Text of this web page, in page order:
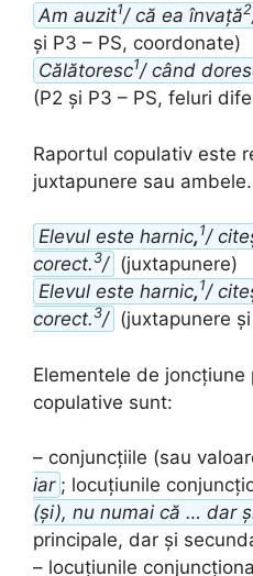
Am auzit1/ că ea învață2
și P3 – PS, coordonate)
Călătoresc1/ când
(P2 și P3 – PS, feluri
Raportul copulativ este
juxtapunere sau ambele.
Elevul este harnic,1/
corect.3/ (juxtapunere)
Elevul este harnic,1/
corect.3/ (juxtapunere
Elementele de
copulative sunt:
– conjuncțiile (sau
iar ; locuțiunile
(și), nu numai că … dar
principale, dar și
– locuțiunile